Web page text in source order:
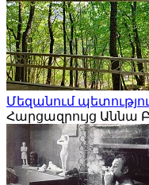
Մեզանում
Հարցազրույց Աննա